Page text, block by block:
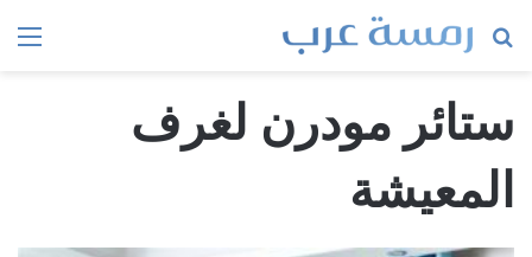
بحث
ستائر مودرن لغرف
المعيشة